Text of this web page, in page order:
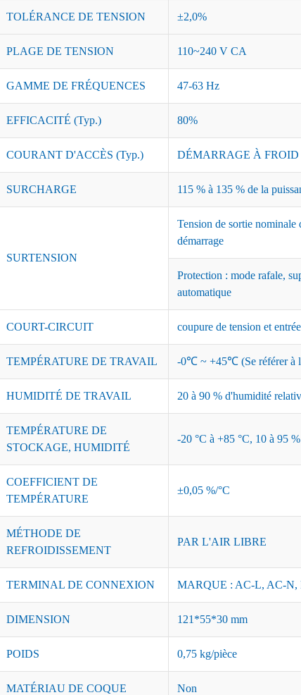
TOLÉRANCE DE TENSION ±2,0%
PLAGE DE TENSION 110~240 V CA
GAMME DE FRÉQUENCES 47-63 Hz
EFFICACITÉ (Typ.) 80%
COURANT D'ACCÈS (Typ.) DÉMARRAGE À FROID
SURCHARGE 115 % à 135 % de la
SURTENSION
Tension de sortie nominale
démarrage
Protection : mode rafale,
automatique
COURT-CIRCUIT coupure de tension et
TEMPÉRATURE DE TRAVAIL -0℃ ~ +45℃ (Se référer à
HUMIDITÉ DE TRAVAIL 20 à 90 % d'humidité
TEMPÉRATURE DE
STOCKAGE, HUMIDITÉ
-20 °C à +85 °C, 10 à 95
COEFFICIENT DE
TEMPÉRATURE
±0,05 %/°C
MÉTHODE DE
REFROIDISSEMENT
PAR L'AIR LIBRE
TERMINAL DE CONNEXION MARQUE : AC-L, AC-N,
DIMENSION 121*55*30 mm
POIDS 0,75 kg/pièce
MATÉRIAU DE COQUE Non